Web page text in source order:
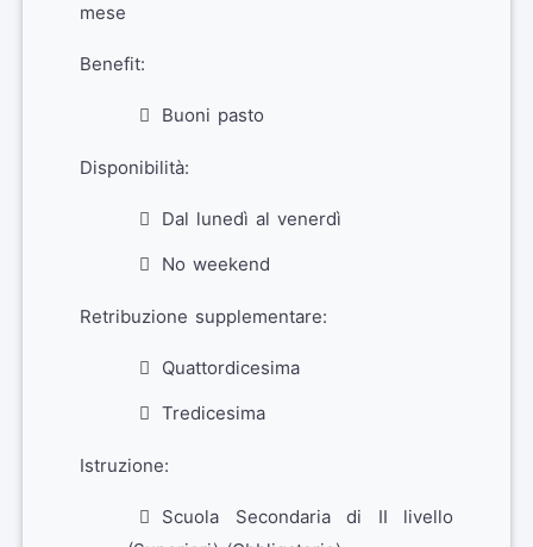
mese
Benefit:
Buoni pasto
Disponibilità:
Dal lunedì al venerdì
No weekend
Retribuzione supplementare:
Quattordicesima
Tredicesima
Istruzione:
Scuola Secondaria di II livello